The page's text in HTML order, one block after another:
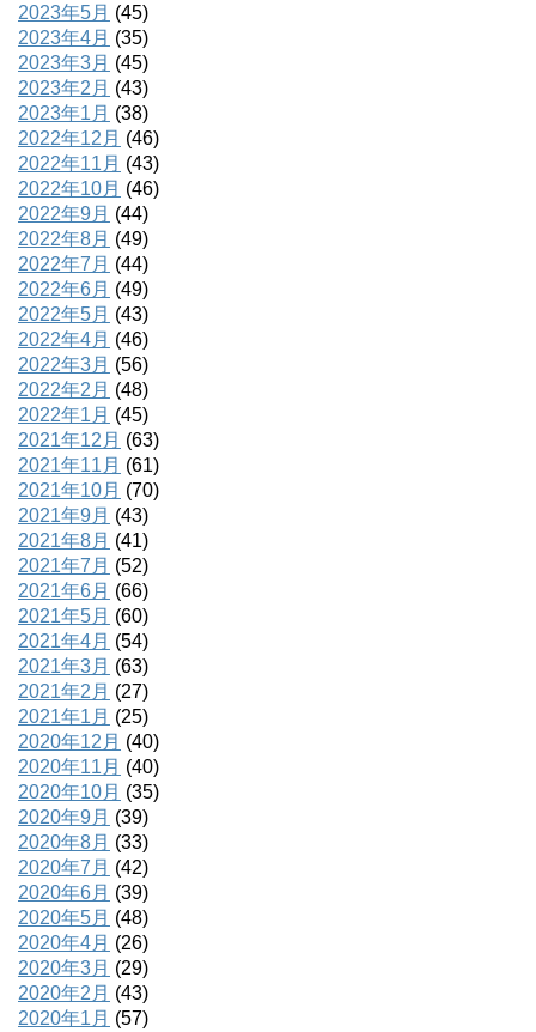
2023年5月 (45)
2023年4月 (35)
2023年3月 (45)
2023年2月 (43)
2023年1月 (38)
2022年12月 (46)
2022年11月 (43)
2022年10月 (46)
2022年9月 (44)
2022年8月 (49)
2022年7月 (44)
2022年6月 (49)
2022年5月 (43)
2022年4月 (46)
2022年3月 (56)
2022年2月 (48)
2022年1月 (45)
2021年12月 (63)
2021年11月 (61)
2021年10月 (70)
2021年9月 (43)
2021年8月 (41)
2021年7月 (52)
2021年6月 (66)
2021年5月 (60)
2021年4月 (54)
2021年3月 (63)
2021年2月 (27)
2021年1月 (25)
2020年12月 (40)
2020年11月 (40)
2020年10月 (35)
2020年9月 (39)
2020年8月 (33)
2020年7月 (42)
2020年6月 (39)
2020年5月 (48)
2020年4月 (26)
2020年3月 (29)
2020年2月 (43)
2020年1月 (57)